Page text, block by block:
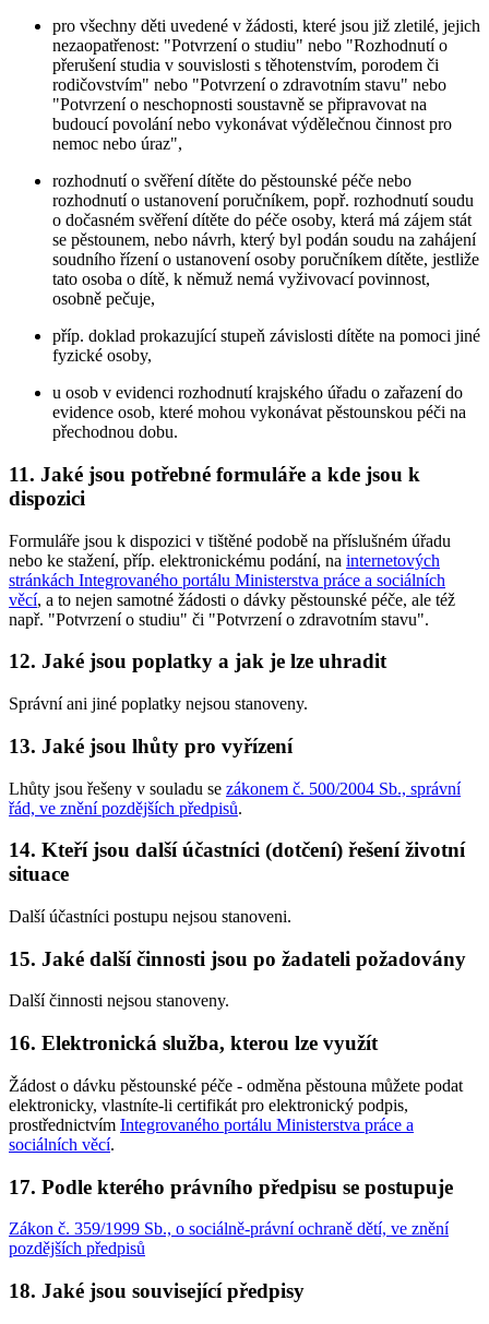
pro všechny děti uvedené v žádosti, které jsou již zletilé, jejich
nezaopatřenost: "Potvrzení o studiu" nebo "Rozhodnutí o
přerušení studia v souvislosti s těhotenstvím, porodem či
rodičovstvím" nebo "Potvrzení o zdravotním stavu" nebo
"Potvrzení o neschopnosti soustavně se připravovat na
budoucí povolání nebo vykonávat výdělečnou činnost pro
nemoc nebo úraz",
rozhodnutí o svěření dítěte do pěstounské péče nebo
rozhodnutí o ustanovení poručníkem, popř. rozhodnutí soudu
o dočasném svěření dítěte do péče osoby, která má zájem stát
se pěstounem, nebo návrh, který byl podán soudu na zahájení
soudního řízení o ustanovení osoby poručníkem dítěte, jestliže
tato osoba o dítě, k němuž nemá vyživovací povinnost,
osobně pečuje,
příp. doklad prokazující stupeň závislosti dítěte na pomoci jiné
fyzické osoby,
u osob v evidenci rozhodnutí krajského úřadu o zařazení do
evidence osob, které mohou vykonávat pěstounskou péči na
přechodnou dobu.
11. Jaké jsou potřebné formuláře a kde jsou k
dispozici
Formuláře jsou k dispozici v tištěné podobě na příslušném úřadu
nebo ke stažení, příp. elektronickému podání, na internetových
stránkách Integrovaného portálu Ministerstva práce a sociálních
věcí, a to nejen samotné žádosti o dávky pěstounské péče, ale též
např. "Potvrzení o studiu" či "Potvrzení o zdravotním stavu".
12. Jaké jsou poplatky a jak je lze uhradit
Správní ani jiné poplatky nejsou stanoveny.
13. Jaké jsou lhůty pro vyřízení
Lhůty jsou řešeny v souladu se zákonem č. 500/2004 Sb., správní
řád, ve znění pozdějších předpisů.
14. Kteří jsou další účastníci (dotčení) řešení životní
situace
Další účastníci postupu nejsou stanoveni.
15. Jaké další činnosti jsou po žadateli požadovány
Další činnosti nejsou stanoveny.
16. Elektronická služba, kterou lze využít
Žádost o dávku pěstounské péče - odměna pěstouna můžete podat
elektronicky, vlastníte-li certifikát pro elektronický podpis,
prostřednictvím Integrovaného portálu Ministerstva práce a
sociálních věcí.
17. Podle kterého právního předpisu se postupuje
Zákon č. 359/1999 Sb., o sociálně-právní ochraně dětí, ve znění
pozdějších předpisů
18. Jaké jsou související předpisy